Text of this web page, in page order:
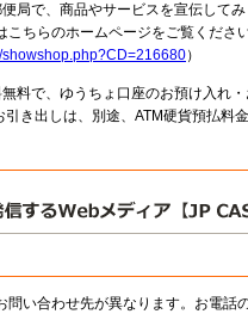
局で、商品やサービスを宣伝して
ちらのホームページをご覧くださ
showshop.php?CD=216680）
料で、ゆうちょ口座のお預け入れ
き出しは、別途、ATM硬貨預払料
い合わせ先が異なります。お電話